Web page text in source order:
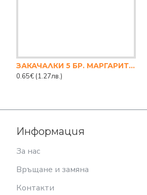
ЗАКАЧАЛКИ 5 БР. МАРГАРИТКИ
0.65€ (1.27лв.)
Информация
За нас
Връщане и замяна
Контакти